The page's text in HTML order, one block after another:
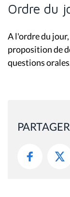
Ordre du
A l'ordre du
proposition de
questions
PARTAGER